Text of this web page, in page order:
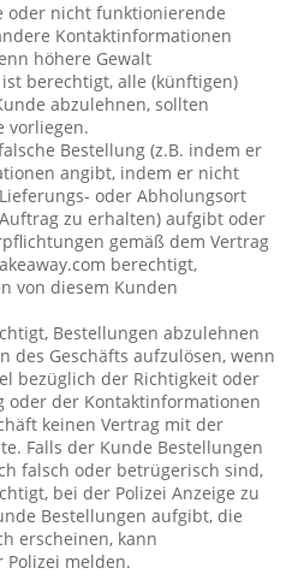
oder nicht funktionierende
Kontaktinformationen
höhere Gewalt
berechtigt, alle (künftigen)
abzulehnen, sollten
vorliegen.
Bestellung (z.B. indem er
angibt, indem er nicht
oder Abholungsort
zu erhalten) aufgibt oder
gemäß dem Vertrag
berechtigt,
von diesem Kunden
Bestellungen abzulehnen
des Geschäfts aufzulösen, wenn
bezüglich der Richtigkeit oder
oder der Kontaktinformationen
keinen Vertrag mit der
Falls der Kunde Bestellungen
falsch oder betrügerisch sind,
bei der Polizei Anzeige zu
Bestellungen aufgibt, die
erscheinen, kann
Polizei melden.